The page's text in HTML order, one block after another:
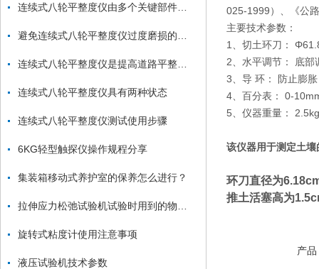
连续式八轮平整度仪具有两种状态
连续式八轮平整度仪测试使用步骤
6KG轻型触探仪操作规程分享
集装箱移动式养护室的保养怎么进行？
旋转式粘度计使用注意事项
液压试验机技术参数
025-1999）、《公
主要技术参数：
1、切土环刀：
2、水平调节： 底部
3、导 环： 防止膨胀
4、百分表： 0-
5、仪器重量： 2.5kg
该仪器用于测定土
环刀直径为
推土活塞高为
产品